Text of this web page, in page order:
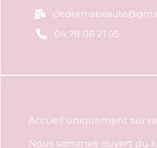
04 78 08 21 05
Accueil uniquement sur
Nous sommes ouvert du